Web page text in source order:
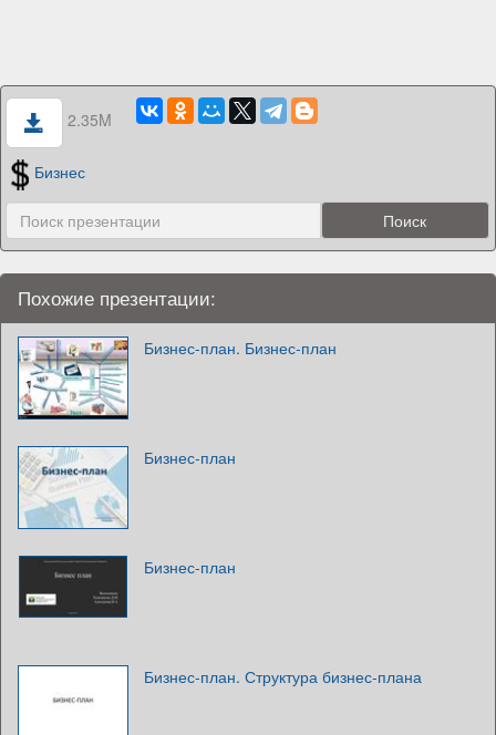
2.35M
Бизнес
Похожие презентации:
Бизнес-план. Бизнес-план
Бизнес-план
Бизнес-план
Бизнес-план. Структура бизнес-плана